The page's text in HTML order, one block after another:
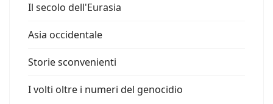
Il secolo dell'Eurasia
Asia occidentale
Storie sconvenienti
I volti oltre i numeri del genocidio